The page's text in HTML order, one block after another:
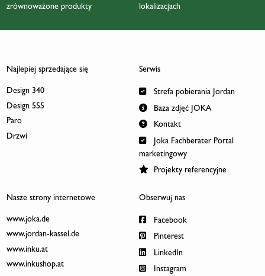
zrównoważone produkty
lokalizacjach
Najlepiej sprzedające się
Design 340
Design 555
Paro
Drzwi
Serwis
Strefa pobierania Jordan
Baza zdjęć JOKA
Kontakt
Joka Fachberater Portal
marketingowy
Projekty referencyjne
Nasze strony internetowe
www.joka.de
www.jordan-kassel.de
www.inku.at
www.inkushop.at
Obserwuj nas
Facebook
Pinterest
LinkedIn
Instagram